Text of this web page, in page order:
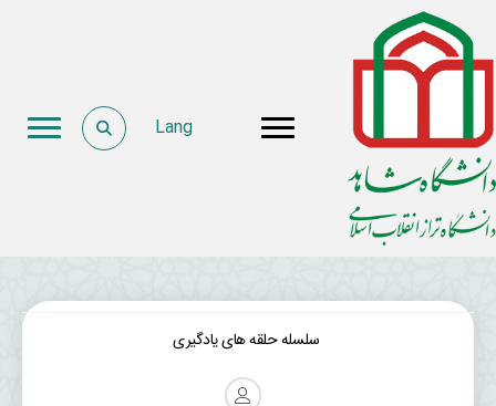
Lang
سلسله حلقه های یادگیری